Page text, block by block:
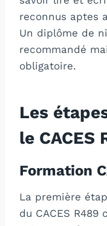
reconnus aptes
Un diplôme de
recommandé
obligatoire.
Les
le CACES
Formation
La première
du CACES R489